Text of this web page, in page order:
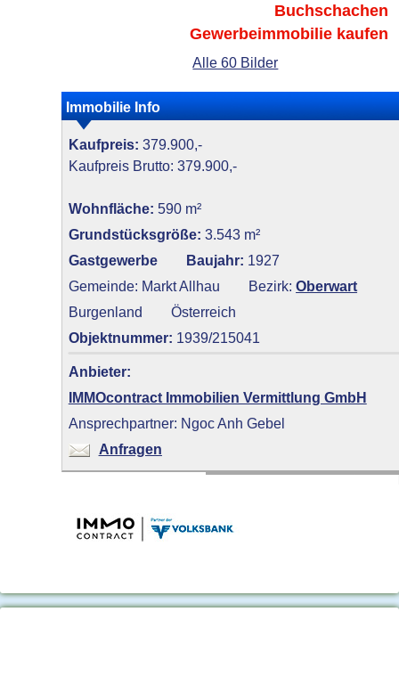
Buchschachen
Gewerbeimmobilie kaufen
Alle 60 Bilder
Immobilie Info
Kaufpreis: 379.900,-
Kaufpreis Brutto: 379.900,-
Wohnfläche: 590 m²
Grundstücksgröße: 3.543 m²
Gastgewerbe
Baujahr: 1927
Gemeinde: Markt Allhau
Bezirk:Oberwart
Burgenland
Österreich
Objektnummer: 1939/215041
Anbieter:
IMMOcontract Immobilien Vermittlung GmbH
Ansprechpartner: Ngoc Anh Gebel
Anfragen